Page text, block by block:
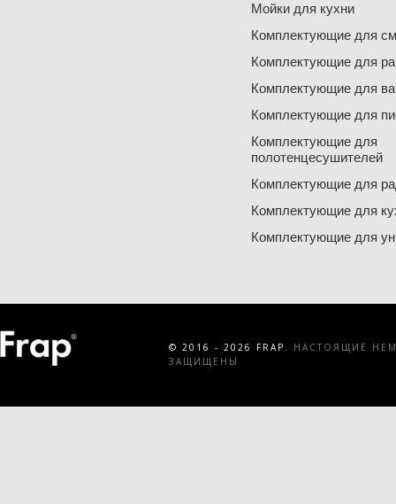
Мойки для кухни
Комплектующие для
Комплектующие для
Комплектующие для
Комплектующие для
Комплектующие для
полотенцесушителей
Комплектующие для
Комплектующие для
Комплектующие для
© 2016 - 2026 FRAP.
НАСТОЯЩИЕ
ЗАЩИЩЕНЫ